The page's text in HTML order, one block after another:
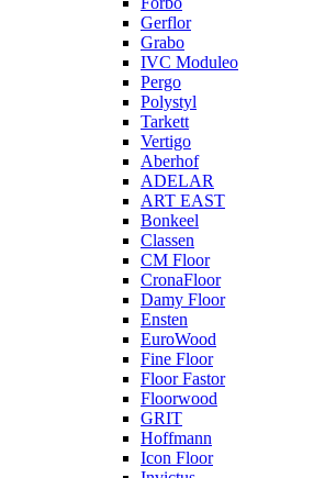
Gerflor
Grabo
IVC Moduleo
Pergo
Polystyl
Tarkett
Vertigo
Aberhof
ADELAR
ART EAST
Bonkeel
Classen
CM Floor
CronaFloor
Damy Floor
Ensten
EuroWood
Fine Floor
Floor Fastor
Floorwood
GRIT
Hoffmann
Icon Floor